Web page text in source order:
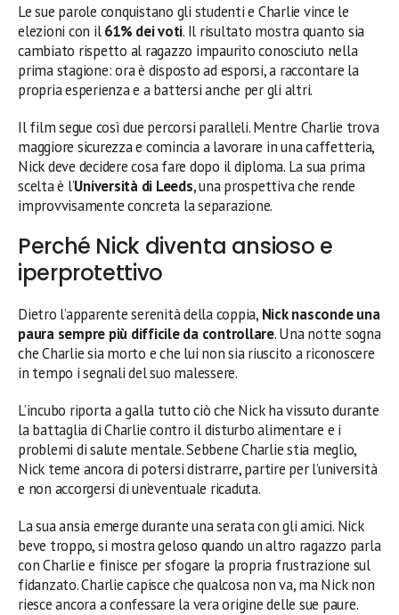
Le sue parole conquistano gli studenti e Charlie vince le
elezioni con il61% dei voti. Il risultato mostra quanto sia
cambiato rispetto al ragazzo impaurito conosciuto nella
prima stagione: ora è disposto ad esporsi, a raccontare la
propria esperienza e a battersi anche per gli altri.
Il film segue così due percorsi paralleli. Mentre Charlie trova
maggiore sicurezza e comincia a lavorare in una caffetteria,
Nick deve decidere cosa fare dopo il diploma. La sua prima
scelta è l’Università di Leeds, una prospettiva che rende
improvvisamente concreta la separazione.
Perché Nick diventa ansioso e
iperprotettivo
Dietro l’apparente serenità della coppia, Nick nasconde una
paura sempre più difficile da controllare. Una notte sogna
che Charlie sia morto e che lui non sia riuscito a riconoscere
in tempo i segnali del suo malessere.
L’incubo riporta a galla tutto ciò che Nick ha vissuto durante
la battaglia di Charlie contro il disturbo alimentare e i
problemi di salute mentale. Sebbene Charlie stia meglio,
Nick teme ancora di potersi distrarre, partire per l’università
e non accorgersi di un’eventuale ricaduta.
La sua ansia emerge durante una serata con gli amici. Nick
beve troppo, si mostra geloso quando un altro ragazzo parla
con Charlie e finisce per sfogare la propria frustrazione sul
fidanzato. Charlie capisce che qualcosa non va, ma Nick non
riesce ancora a confessare la vera origine delle sue paure.